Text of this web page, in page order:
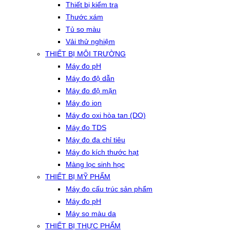
Thiết bị kiểm tra
Thước xám
Tủ so màu
Vải thử nghiệm
THIẾT BỊ MÔI TRƯỜNG
Máy đo pH
Máy đo độ dẫn
Máy đo độ mặn
Máy đo ion
Máy đo oxi hòa tan (DO)
Máy đo TDS
Máy đo đa chỉ tiêu
Máy đo kích thước hạt
Màng lọc sinh học
THIẾT BỊ MỸ PHẨM
Máy đo cấu trúc sản phẩm
Máy đo pH
Máy so màu da
THIẾT BỊ THỰC PHẨM